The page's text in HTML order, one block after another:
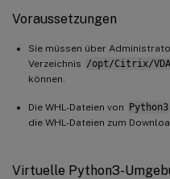
Voraussetzungen
Sie müssen über
Verzeichnis /opt/Citrix/
können.
Die WHL-Dateien von Python3
die WHL-Dateien zum
Virtuelle Python3-